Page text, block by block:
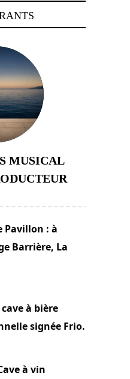
MUSICAL
Pavillon : à
Barrière, La
cave à bière
signée Frio.
à vin